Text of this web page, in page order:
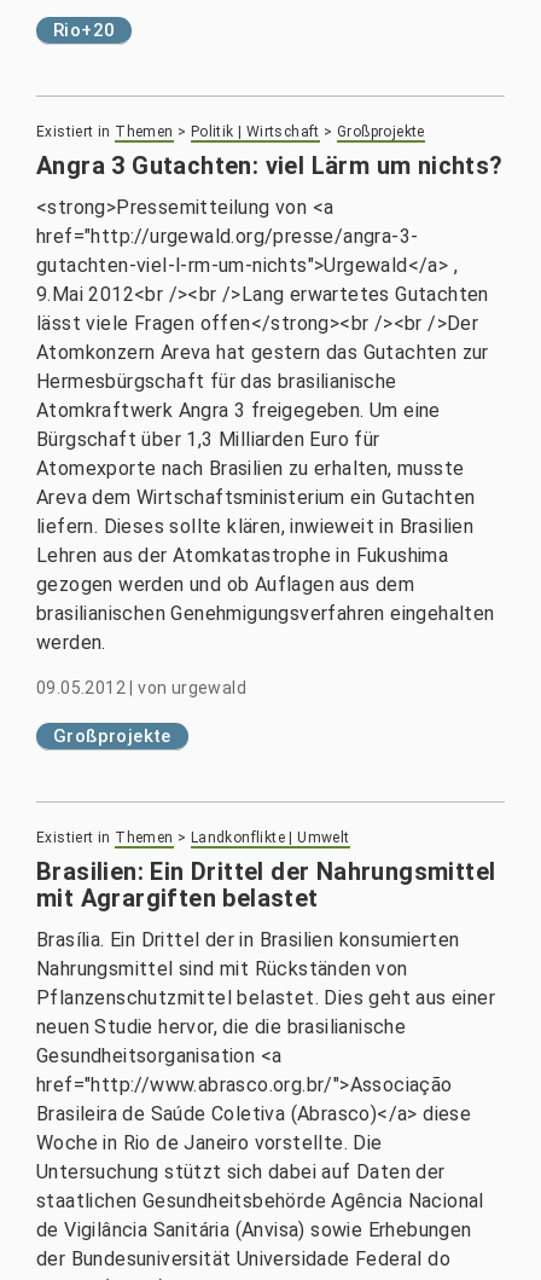
Rio+20
Existiert in Themen > Politik | Wirtschaft >Großprojekte
Angra 3 Gutachten: viel Lärm um nichts?
<strong>Pressemitteilung von <a
href="http://urgewald.org/presse/angra-3-
gutachten-viel-l-rm-um-nichts">Urgewald</a> ,
9.Mai 2012<br /><br />Lang erwartetes Gutachten
lässt viele Fragen offen</strong><br /><br />Der
Atomkonzern Areva hat gestern das Gutachten zur
Hermesbürgschaft für das brasilianische
Atomkraftwerk Angra 3 freigegeben. Um eine
Bürgschaft über 1,3 Milliarden Euro für
Atomexporte nach Brasilien zu erhalten, musste
Areva dem Wirtschaftsministerium ein Gutachten
liefern. Dieses sollte klären, inwieweit in Brasilien
Lehren aus der Atomkatastrophe in Fukushima
gezogen werden und ob Auflagen aus dem
brasilianischen Genehmigungsverfahren eingehalten
werden.
09.05.2012 |von urgewald
Großprojekte
Existiert in Themen > Landkonflikte | Umwelt
Brasilien: Ein Drittel der Nahrungsmittel
mit Agrargiften belastet
Brasília. Ein Drittel der in Brasilien konsumierten
Nahrungsmittel sind mit Rückständen von
Pflanzenschutzmittel belastet. Dies geht aus einer
neuen Studie hervor, die die brasilianische
Gesundheitsorganisation <a
href="http://www.abrasco.org.br/">Associação
Brasileira de Saúde Coletiva (Abrasco)</a> diese
Woche in Rio de Janeiro vorstellte. Die
Untersuchung stützt sich dabei auf Daten der
staatlichen Gesundheitsbehörde Agência Nacional
de Vigilância Sanitária (Anvisa) sowie Erhebungen
der Bundesuniversität Universidade Federal do